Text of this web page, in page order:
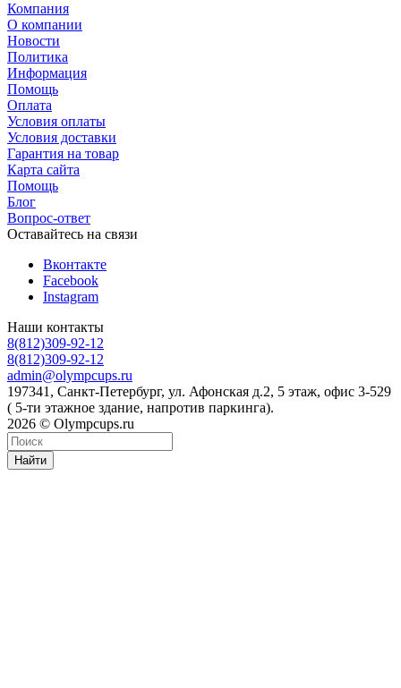
Компания
О компании
Новости
Политика
Информация
Помощь
Оплата
Условия оплаты
Условия доставки
Гарантия на товар
Карта сайта
Помощь
Блог
Вопрос-ответ
Оставайтесь на связи
Вконтакте
Facebook
Instagram
Наши контакты
8(812)309-92-12
8(812)309-92-12
admin@olympcups.ru
197341, Санкт-Петербург, ул. Афонская д.2, 5 этаж, офис 3-529
( 5-ти этажное здание, напротив паркинга).
2026 © Olympcups.ru
Найти